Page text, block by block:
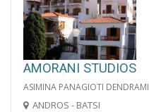
AMORANI STUDIOS
ASIMINA PANAGIOTI DENDRAMI
ANDROS - BATSI